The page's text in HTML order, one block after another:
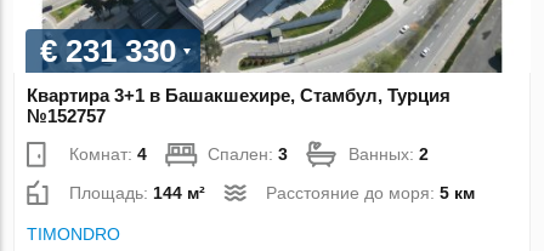
€ 231 330
Квартира 3+1 в Башакшехире, Стамбул, Турция
№152757
Комнат:4 Спален:3 Ванных:2
Площадь: 144 м² Расстояние до моря:5 км
TIMONDRO